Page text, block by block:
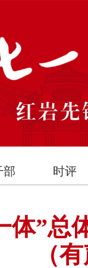
部 时评
体”总
（